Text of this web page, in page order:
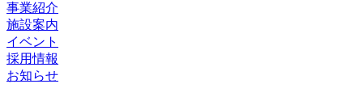
事業紹介
施設案内
イベント
採用情報
お知らせ